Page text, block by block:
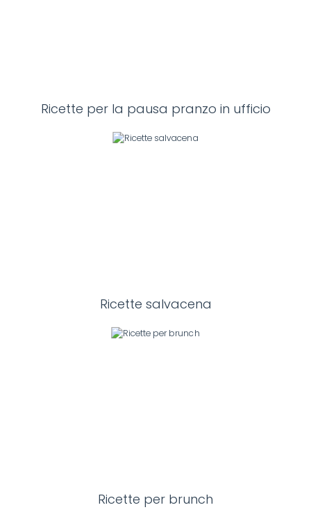
Ricette per la pausa pranzo in ufficio
Ricette salvacena
Ricette per brunch